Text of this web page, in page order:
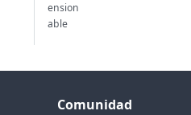
ension
able
Comunidad